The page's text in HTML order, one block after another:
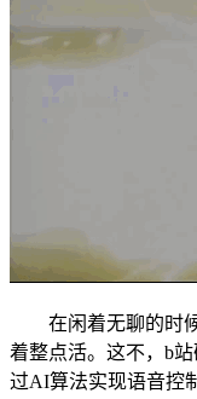
在闲着无聊的时候
着整点活。这不，b
过AI算法实现语音控